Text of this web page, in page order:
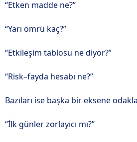
“Etken madde ne?”
“Yarı ömrü kaç?”
“Etkileşim tablosu ne diyor?”
“Risk–fayda hesabı ne?”
Bazıları ise başka bir eksene
“İlk günler zorlayıcı mı?”